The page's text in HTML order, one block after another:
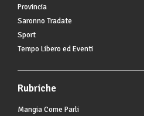
Provincia
Saronno Tradate
Sport
Tempo Libero ed Eventi
Rubriche
Mangia Come Parli